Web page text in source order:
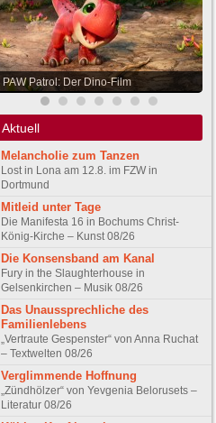
PAW Patrol: Der Dino-Film
Aktuell
Melancholie zum Tanzen
Lost in Lona am 12.8. im FZW in
Dortmund
Mitleid unter Tage
Die Manifesta 16 in Bochums Christ-
König-Kirche – Kunst 08/26
Die Konsensband am Kanal
Fury in the Slaughterhouse in
Gelsenkirchen – Musik 08/26
Das Unaussprechliche des
Familienlebens
„Vertraute Gespenster“ von Anna Ruchat
– Textwelten 08/26
Verglimmende Hoffnung
„Zündhölzer“ von Yevgenia Belorusets –
Literatur 08/26